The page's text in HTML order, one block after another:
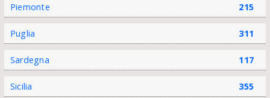
Piemonte 215
Puglia 311
Sardegna 117
Sicilia 355